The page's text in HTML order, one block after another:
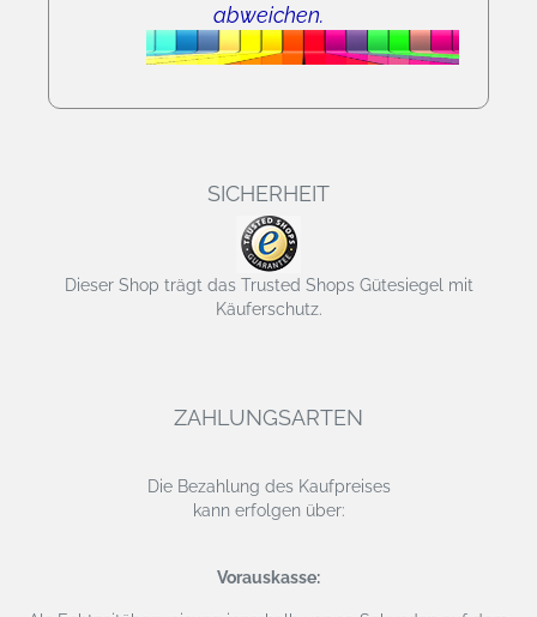
abweichen.
SICHERHEIT
Dieser Shop trägt das Trusted Shops Gütesiegel mit
Käuferschutz.
ZAHLUNGSARTEN
Die Bezahlung des Kaufpreises
kann erfolgen über:
Vorauskasse: